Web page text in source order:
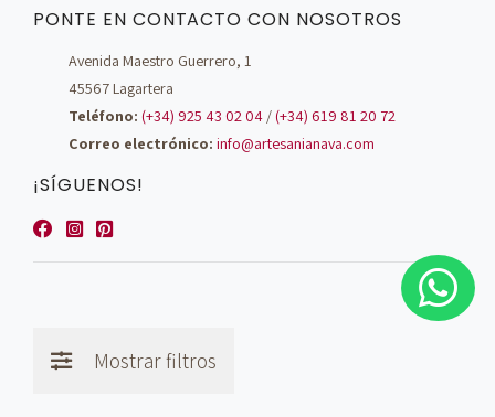
Mostrar filtros
PONTE EN CONTACTO CON NOSOTROS
Avenida Maestro Guerrero, 1
45567 Lagartera
Teléfono: (+34) 925 43 02 04 /(+34) 619 81 20 72
Correo electrónico: info@artesanianava.com
¡SÍGUENOS!
© Artesanía Nava - 2026